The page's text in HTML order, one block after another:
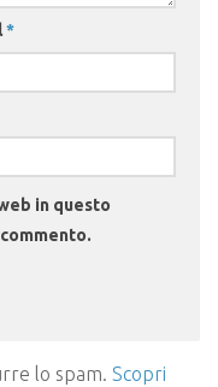
*
in questo
lo spam. Scopri